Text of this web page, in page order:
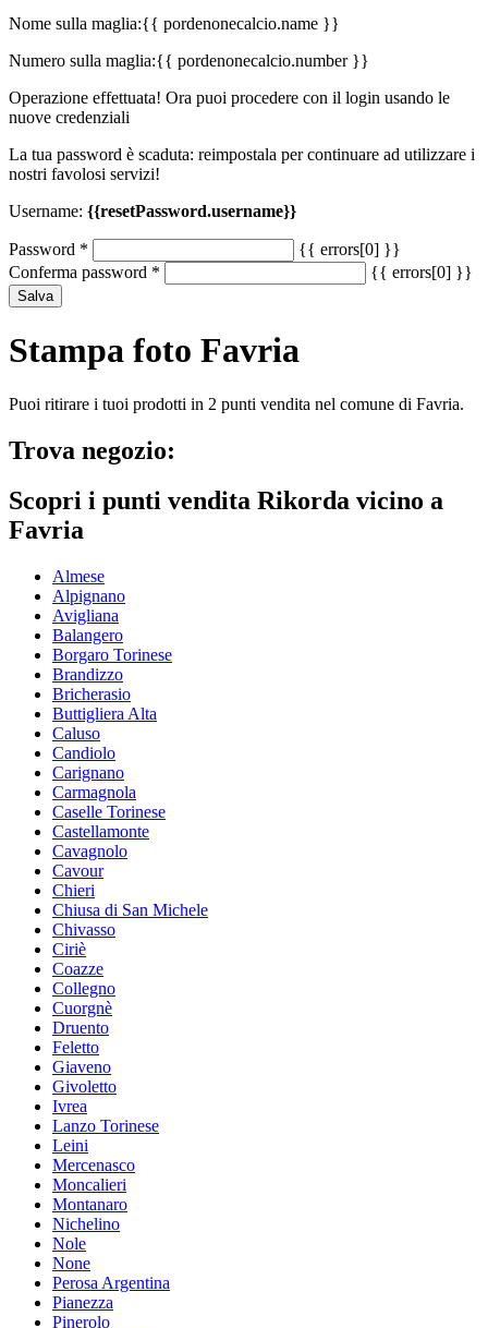
Nome sulla maglia:{{ pordenonecalcio.name }}
Numero sulla maglia:{{ pordenonecalcio.number }}
Operazione effettuata! Ora puoi procedere con il login usando le
nuove credenziali
La tua password è scaduta: reimpostala per continuare ad utilizzare i
nostri favolosi servizi!
Username: {{resetPassword.username}}
Password *
{{ errors[0] }}
Conferma password * {{ errors[0] }}
Salva
Stampa foto Favria
Puoi ritirare i tuoi prodotti in 2 punti vendita nel comune di Favria.
Trova negozio:
Scopri i punti vendita Rikorda vicino a
Favria
Almese
Alpignano
Avigliana
Balangero
Borgaro Torinese
Brandizzo
Bricherasio
Buttigliera Alta
Caluso
Candiolo
Carignano
Carmagnola
Caselle Torinese
Castellamonte
Cavagnolo
Cavour
Chieri
Chiusa di San Michele
Chivasso
Ciriè
Coazze
Collegno
Cuorgnè
Druento
Feletto
Giaveno
Givoletto
Ivrea
Lanzo Torinese
Leini
Mercenasco
Moncalieri
Montanaro
Nichelino
Nole
None
Perosa Argentina
Pianezza
Pinerolo